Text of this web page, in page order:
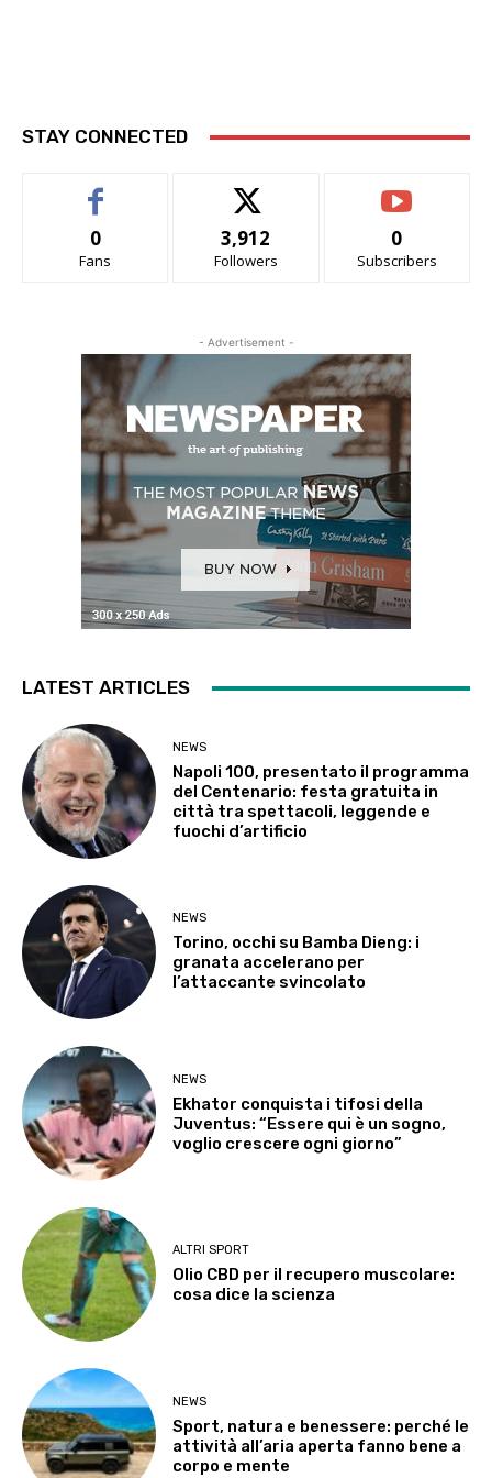
STAY CONNECTED
0
Fans
3,912
Followers
0
Subscribers
- Advertisement -
LATEST ARTICLES
NEWS
Napoli 100, presentato il programma
del Centenario: festa gratuita in
città tra spettacoli, leggende e
fuochi d’artificio
NEWS
Torino, occhi su Bamba Dieng: i
granata accelerano per
l’attaccante svincolato
NEWS
Ekhator conquista i tifosi della
Juventus: “Essere qui è un sogno,
voglio crescere ogni giorno”
ALTRI SPORT
Olio CBD per il recupero muscolare:
cosa dice la scienza
NEWS
Sport, natura e benessere: perché le
attività all’aria aperta fanno bene a
corpo e mente